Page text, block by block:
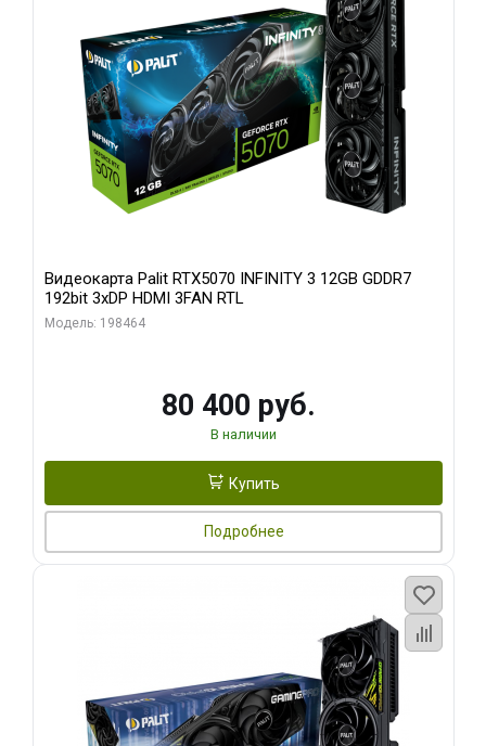
Видеокарта Palit RTX5070 INFINITY 3 12GB GDDR7
192bit 3xDP HDMI 3FAN RTL
Модель: 198464
80 400 руб.
В наличии
Купить
Подробнее